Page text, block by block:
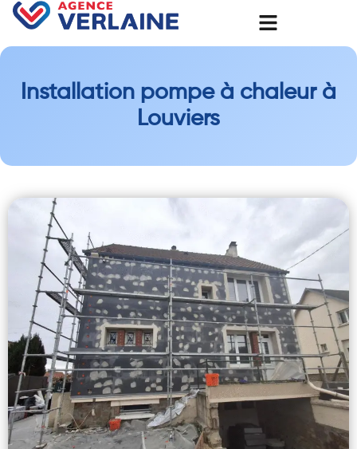
Installation pompe à chaleur à
Louviers